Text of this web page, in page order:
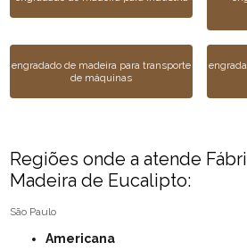
engradado de madeira para transporte
de máquinas
Regiões onde a atende
Madeira de Eucalipto:
São Paulo
Americana